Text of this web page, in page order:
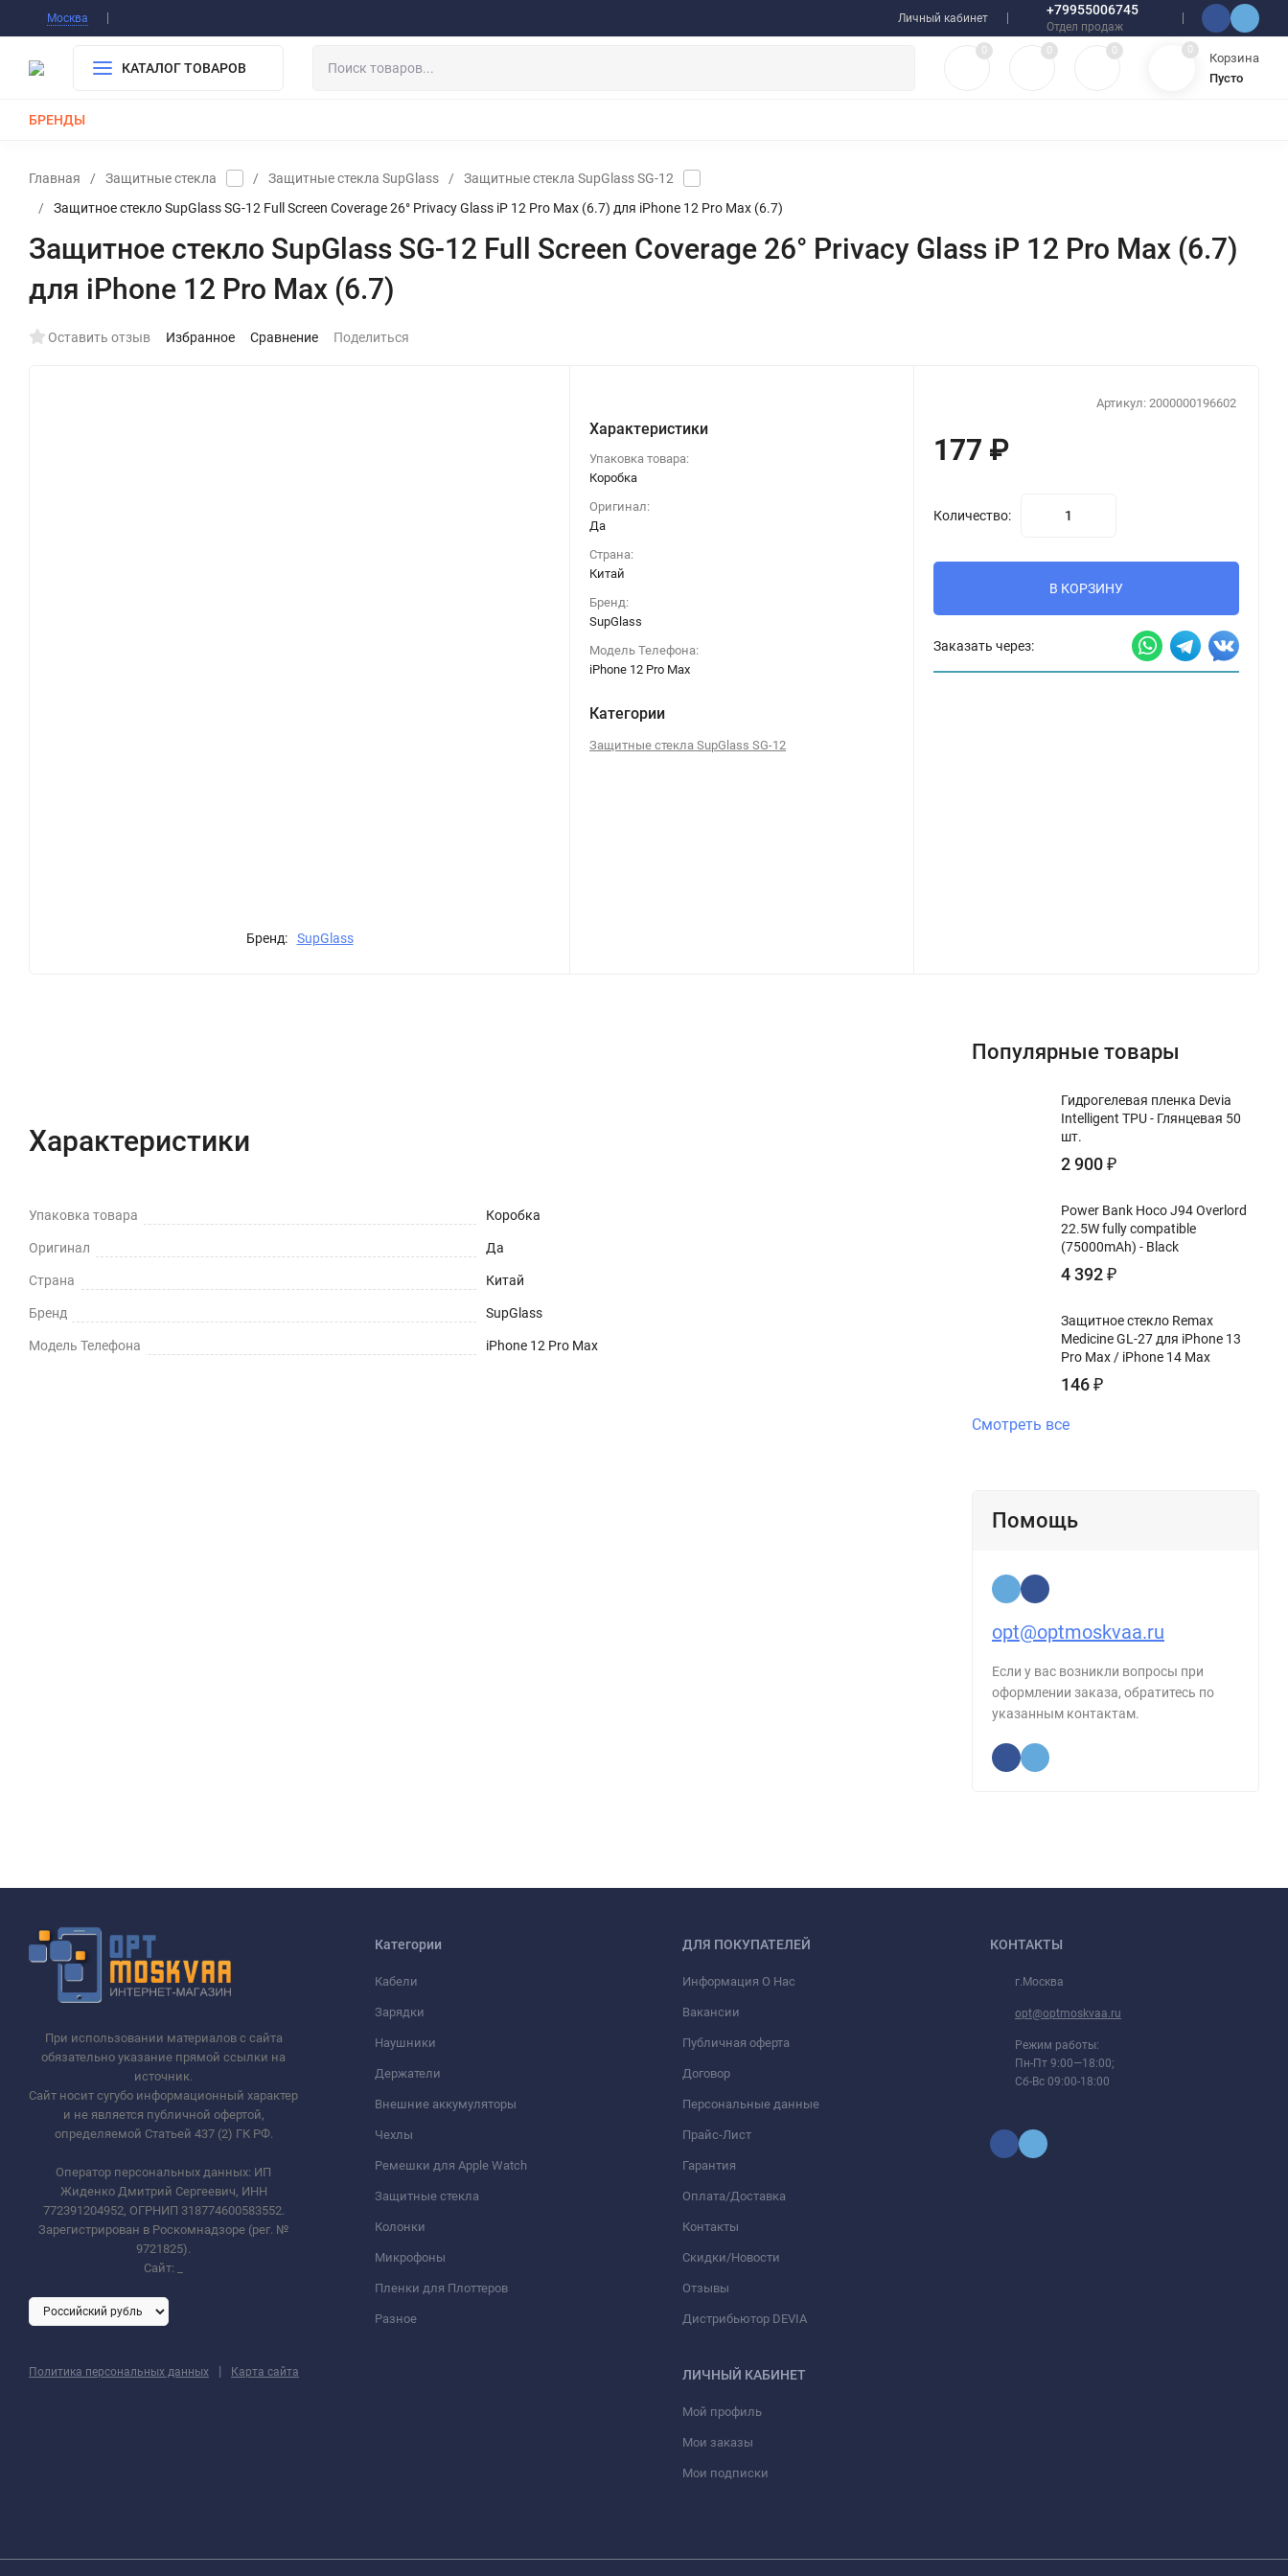
Москва Личный кабинет
+79955006745
Отдел продаж
КАТАЛОГ ТОВАРОВ
0 0 0 0
Корзина
Пусто
БРЕНДЫ
Главная / Защитные стекла / Защитные стекла SupGlass /
Защитные стекла SupGlass SG-12
/
Защитное стекло SupGlass SG-12 Full Screen Coverage 26° Privacy Glass iP 12 Pro Max (6.7) для iPhone 12 Pro Max (6.7)
Защитное стекло SupGlass SG-12 Full Screen Coverage 26° Privacy Glass iP 12 Pro Max (6.7)
для iPhone 12 Pro Max (6.7)
Оставить отзыв Избранное Сравнение Поделиться
Бренд: SupGlass
Характеристики
Упаковка товара:
Коробка
Оригинал:
Да
Страна:
Китай
Бренд:
SupGlass
Модель Телефона:
iPhone 12 Pro Max
Категории
Защитные стекла SupGlass SG-12
Артикул: 2000000196602
177 ₽
Количество:
В КОРЗИНУ
Заказать через:
Характеристики
Упаковка товара Коробка
Оригинал Да
Страна Китай
Бренд SupGlass
Модель Телефона iPhone 12 Pro Max
Популярные товары
Гидрогелевая пленка Devia
Intelligent TPU - Глянцевая 50
шт.
2 900₽
Power Bank Hoco J94 Overlord
22.5W fully compatible
(75000mAh) - Black
4 392₽
Защитное стекло Remax
Medicine GL-27 для iPhone 13
Pro Max / iPhone 14 Max
146₽
Смотреть все
Помощь
opt@optmoskvaa.ru
Если у вас возникли вопросы при
оформлении заказа, обратитесь по
указанным контактам.
При использовании материалов с сайта
обязательно указание прямой ссылки на
источник.
Сайт носит сугубо информационный характер
и не является публичной офертой,
определяемой Статьей 437 (2) ГК РФ.
Оператор персональных данных: ИП
Жиденко Дмитрий Сергеевич, ИНН
772391204952, ОГРНИП 318774600583552.
Зарегистрирован в Роскомнадзоре (рег. №
9721825).
Сайт:
Политика персональных данных | Карта сайта
Категории
Кабели
Зарядки
Наушники
Держатели
Внешние аккумуляторы
Чехлы
Ремешки для Apple Watch
Защитные стекла
Колонки
Микрофоны
Пленки для Плоттеров
Разное
ДЛЯ ПОКУПАТЕЛЕЙ
Информация О Нас
Вакансии
Публичная оферта
Договор
Персональные данные
Прайс-Лист
Гарантия
Оплата/Доставка
Контакты
Скидки/Новости
Отзывы
Дистрибьютор DEVIA
ЛИЧНЫЙ КАБИНЕТ
Мой профиль
Мои заказы
Мои подписки
КОНТАКТЫ
г.Москва
opt@optmoskvaa.ru
Режим работы:
Пн-Пт 9:00—18:00;
Сб-Вс 09:00-18:00